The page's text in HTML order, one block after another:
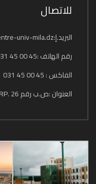
للاتصال
البريد.إ:admin.site@centre-univ-mila.dz
رقم الهاتف :45 00 45 031
الفاكس : 45 00 45 031
العنوان :ص.ب رقم 26 .RP ميلة 43000 الجزائر